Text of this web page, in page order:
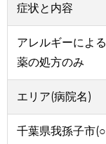
症状と内容
アレルギーによ
薬の処方のみ
エリア(病院名)
千葉県我孫子市